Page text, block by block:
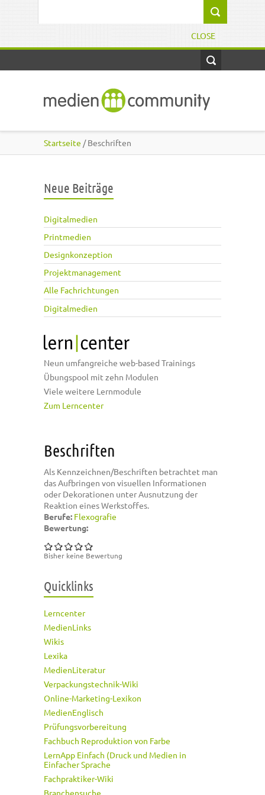
CLOSE
Startseite / Beschriften
Neue Beiträge
Digitalmedien
Printmedien
Designkonzeption
Projektmanagement
Alle Fachrichtungen
Digitalmedien
Neun umfangreiche web-based Trainings
Übungspool mit zehn Modulen
Viele weitere Lernmodule
Zum Lerncenter
Beschriften
Als Kennzeichnen/Beschriften betrachtet man
das Aufbringen von visuellen Informationen
oder Dekorationen unter Ausnutzung der
Reaktion eines Werkstoffes.
Berufe: Flexografie
Bewertung:
Bisher keine Bewertung
Quicklinks
Lerncenter
MedienLinks
Wikis
Lexika
MedienLiteratur
Verpackungstechnik-Wiki
Online-Marketing-Lexikon
MedienEnglisch
Prüfungsvorbereitung
Fachbuch Reproduktion von Farbe
LernApp Einfach (Druck und Medien in
Einfacher Sprache
Fachpraktiker-Wiki
Branchensuche